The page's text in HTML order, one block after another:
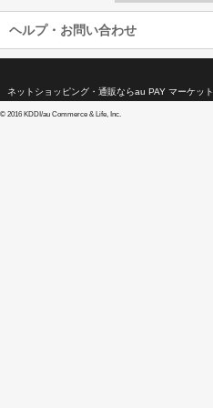
ヘルプ・お問い合わせ
ネットショッピング・通販ならau PAY マーケット
© 2016 KDDI/au Commerce & Life, Inc.